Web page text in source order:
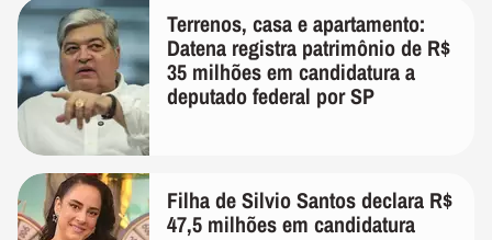
Terrenos, casa e apartamento:
Datena registra patrimônio de R$
35 milhões em candidatura a
deputado federal por SP
Filha de Silvio Santos declara R$
47,5 milhões em candidatura